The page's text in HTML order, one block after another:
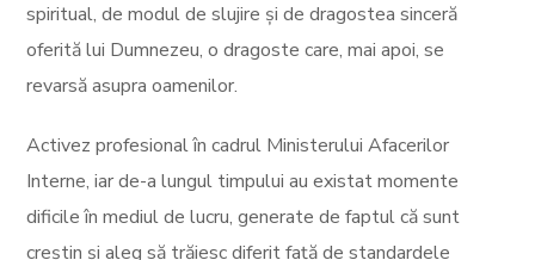
spiritual, de modul de slujire și de dragostea sinceră
oferită lui Dumnezeu, o dragoste care, mai apoi, se
revarsă asupra oamenilor.
Activez profesional în cadrul Ministerului Afacerilor
Interne, iar de-a lungul timpului au existat momente
dificile în mediul de lucru, generate de faptul că sunt
creștin și aleg să trăiesc diferit față de standardele